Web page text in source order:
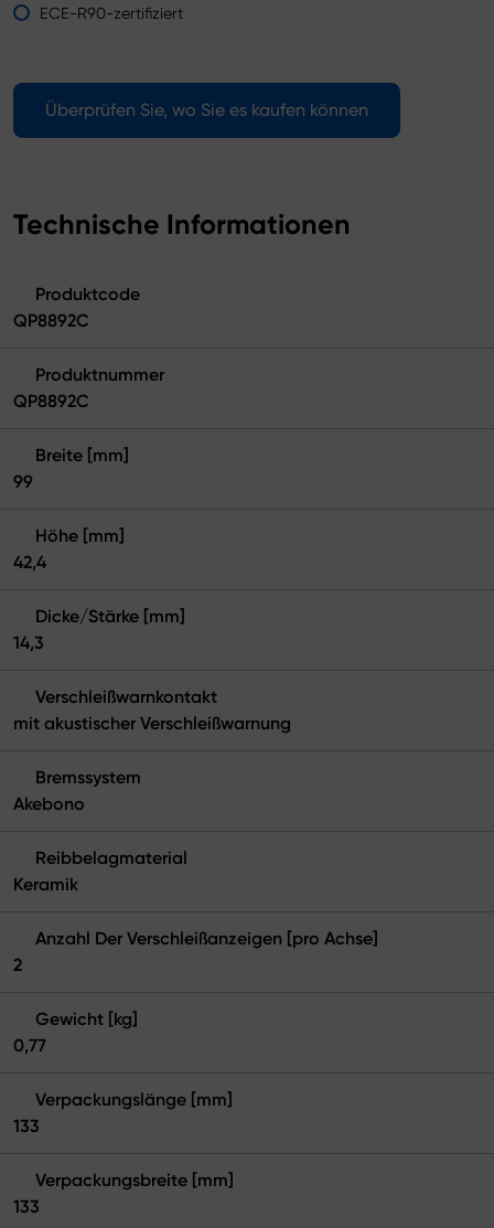
ECE-R90-zertifiziert
Überprüfen Sie, wo Sie es kaufen können
Technische Informationen
Produktcode
QP8892C
Produktnummer
QP8892C
Breite [mm]
99
Höhe [mm]
42,4
Dicke/Stärke [mm]
14,3
Verschleißwarnkontakt
mit akustischer Verschleißwarnung
Bremssystem
Akebono
Reibbelagmaterial
Keramik
Anzahl Der Verschleißanzeigen [pro Achse]
2
Gewicht [kg]
0,77
Verpackungslänge [mm]
133
Verpackungsbreite [mm]
133